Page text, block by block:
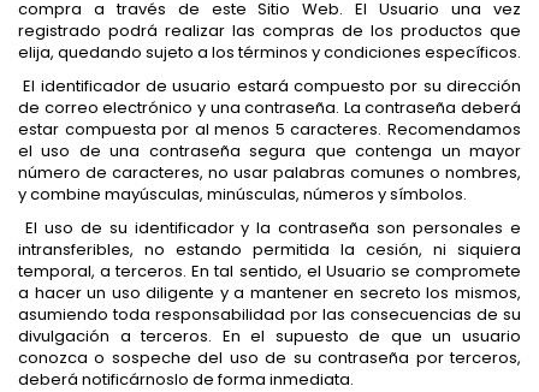
compra a través de este Sitio Web. El Usuario una vez
registrado podrá realizar las compras de los productos que
elija, quedando sujeto a los términos y condiciones específicos.
El identificador de usuario estará compuesto por su dirección
de correo electrónico y una contraseña. La contraseña deberá
estar compuesta por al menos 5 caracteres. Recomendamos
el uso de una contraseña segura que contenga un mayor
número de caracteres, no usar palabras comunes o nombres,
y combine mayúsculas, minúsculas, números y símbolos.
El uso de su identificador y la contraseña son personales e
intransferibles, no estando permitida la cesión, ni siquiera
temporal, a terceros. En tal sentido, el Usuario se compromete
a hacer un uso diligente y a mantener en secreto los mismos,
asumiendo toda responsabilidad por las consecuencias de su
divulgación a terceros. En el supuesto de que un usuario
conozca o sospeche del uso de su contraseña por terceros,
deberá notificárnoslo de forma inmediata.